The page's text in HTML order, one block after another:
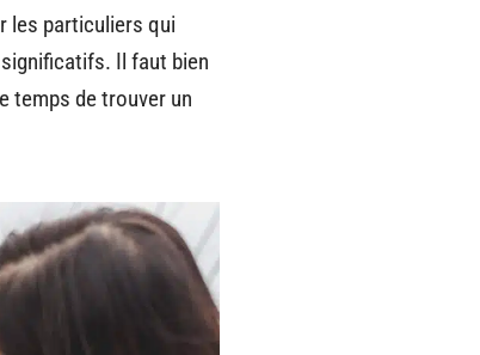
les particuliers qui
significatifs. Il faut bien
temps de trouver un